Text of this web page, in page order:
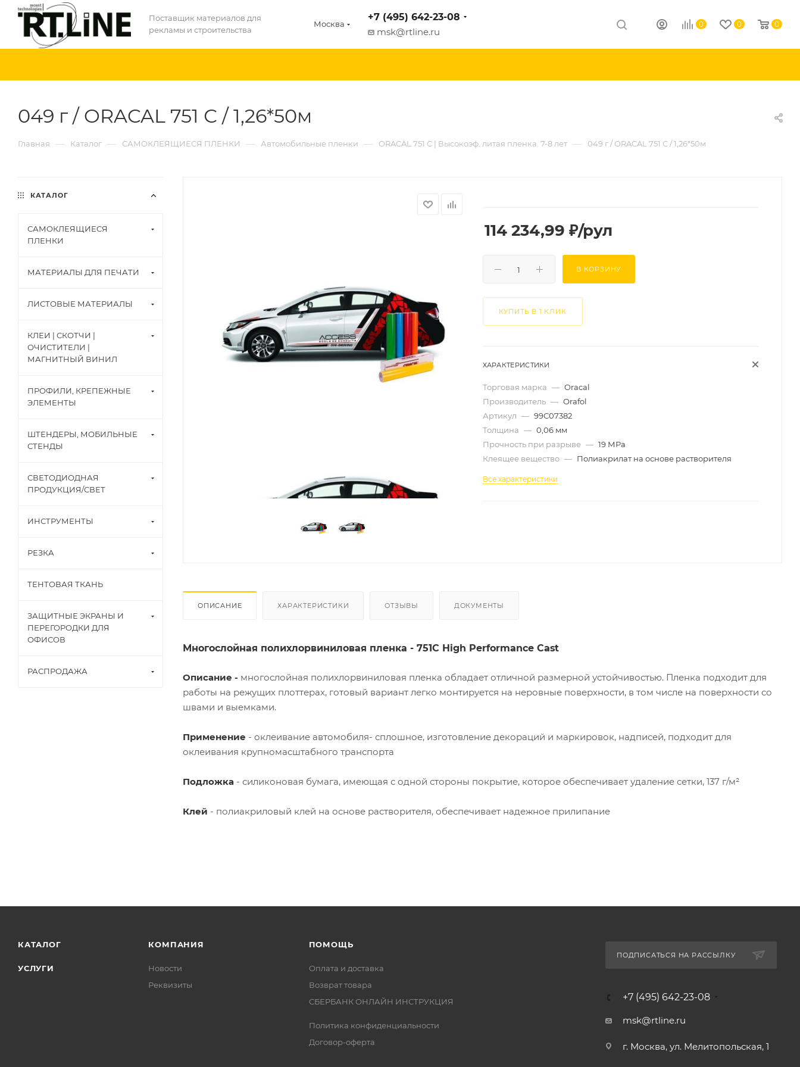
Поставщик материалов для
рекламы и строительства
Москва
+7 (495) 642-23-08
msk@rtline.ru
0 0 0
049 г / ORACAL 751 С / 1,26*50м
Главная — Каталог — САМОКЛЕЯЩИЕСЯ ПЛЕНКИ — Автомобильные пленки — ORACAL 751 C | Высокоэф. литая пленка. 7-8 лет — 049 г / ORACAL 751 С / 1,26*50м
114 234,99 ₽/рул
В КОРЗИНУ
КУПИТЬ В 1 КЛИК
ХАРАКТЕРИСТИКИ
Торговая марка — Oracal
Производитель — Orafol
Артикул — 99C07382
Толщина — 0,06 мм
Прочность при разрыве — 19 МРа
Клеящее вещество — Полиакрилат на основе растворителя
Все характеристики
ОПИСАНИЕ ХАРАКТЕРИСТИКИ ОТЗЫВЫ ДОКУМЕНТЫ
Многослойная полихлорвиниловая пленка - 751C High Performance Cast
Описание - многослойная полихлорвиниловая пленка обладает отличной размерной устойчивостью. Пленка подходит для
работы на режущих плоттерах, готовый вариант легко монтируется на неровные поверхности, в том числе на поверхности со
швами и выемками.
Применение - оклеивание автомобиля- сплошное, изготовление декораций и маркировок, надписей, подходит для
оклеивания крупномасштабного транспорта
Подложка - силиконовая бумага, имеющая с одной стороны покрытие, которое обеспечивает удаление сетки, 137 г/м²
Клей - полиакриловый клей на основе растворителя, обеспечивает надежное прилипание
КАТАЛОГ
САМОКЛЕЯЩИЕСЯ
ПЛЕНКИ
МАТЕРИАЛЫ ДЛЯ ПЕЧАТИ
ЛИСТОВЫЕ МАТЕРИАЛЫ
КЛЕИ | СКОТЧИ |
ОЧИСТИТЕЛИ |
МАГНИТНЫЙ ВИНИЛ
ПРОФИЛИ, КРЕПЕЖНЫЕ
ЭЛЕМЕНТЫ
ШТЕНДЕРЫ, МОБИЛЬНЫЕ
СТЕНДЫ
СВЕТОДИОДНАЯ
ПРОДУКЦИЯ/СВЕТ
ИНСТРУМЕНТЫ
РЕЗКА
ТЕНТОВАЯ ТКАНЬ
ЗАЩИТНЫЕ ЭКРАНЫ И
ПЕРЕГОРОДКИ ДЛЯ
ОФИСОВ
РАСПРОДАЖА
КАТАЛОГ
УСЛУГИ
КОМПАНИЯ
Новости
Реквизиты
ПОМОЩЬ
Оплата и доставка
Возврат товара
СБЕРБАНК ОНЛАЙН ИНСТРУКЦИЯ
Политика конфиденциальности
Договор-оферта
ПОДПИСАТЬСЯ НА РАССЫЛКУ
+7 (495) 642-23-08
msk@rtline.ru
г. Москва, ул. Мелитопольская, 1